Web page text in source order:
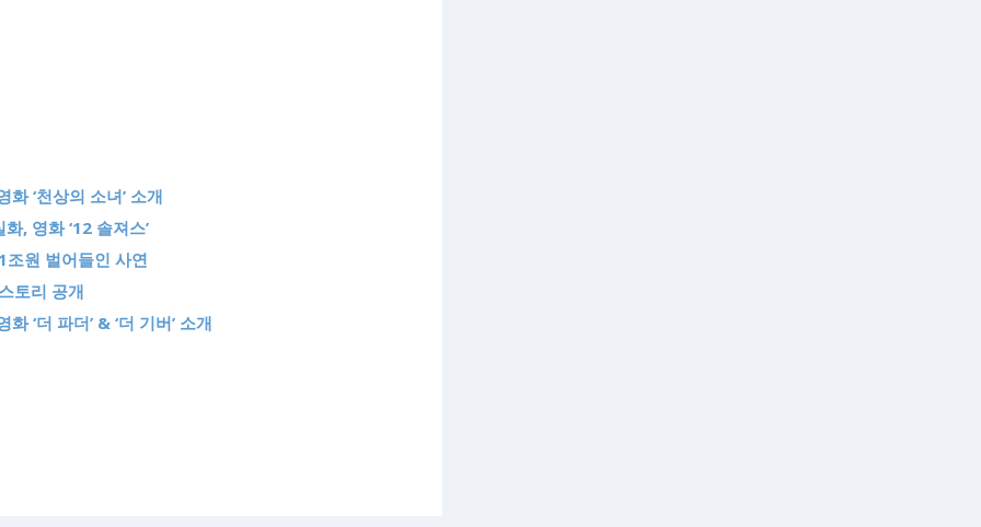
‘천상의 소녀’ 소개
, 영화 ‘12 솔져스’
조원 벌어들인 사연
토리 공개
‘더 파더’ & ‘더 기버’ 소개